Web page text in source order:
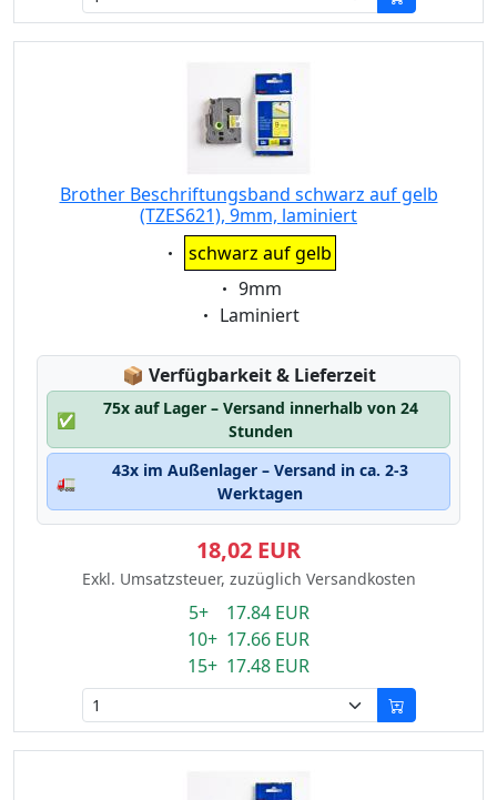
Brother Beschriftungsband schwarz auf gelb
(TZES621), 9mm, laminiert
Eigenschaft:
schwarz auf gelb
Eigenschaft:
9mm
Eigenschaft:
Laminiert
📦 Lagerstatus:
Verfügbarkeit & Lieferzeit
✅
75x auf Lager – Versand innerhalb von 24
Stunden
🚛
43x im Außenlager – Versand in ca. 2-3
Werktagen
18,02 EUR
Exkl. Umsatzsteuer, zuzüglich Versandkosten
5+ 17.84 EUR
10+ 17.66 EUR
15+ 17.48 EUR